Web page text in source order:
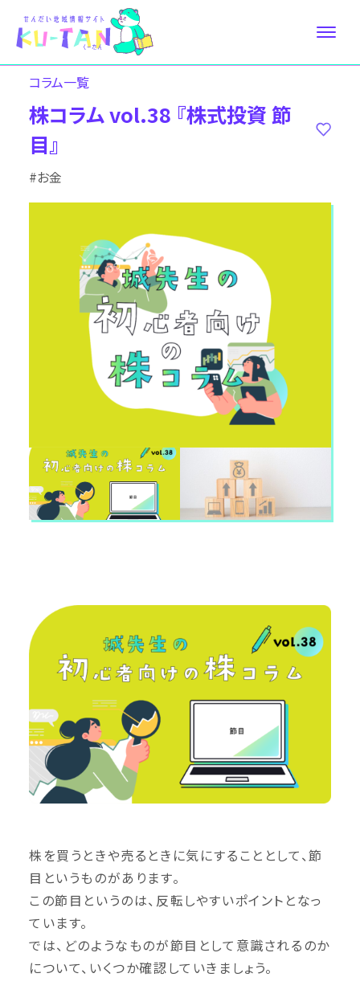
コラム⼀覧
株コラム vol.38 『株式投資 節
目』
#お金
株を買うときや売るときに気にすることとして、節
目というものがあります。
この節目というのは、反転しやすいポイントとなっ
ています。
では、どのようなものが節目として意識されるのか
について、いくつか確認していきましょう。